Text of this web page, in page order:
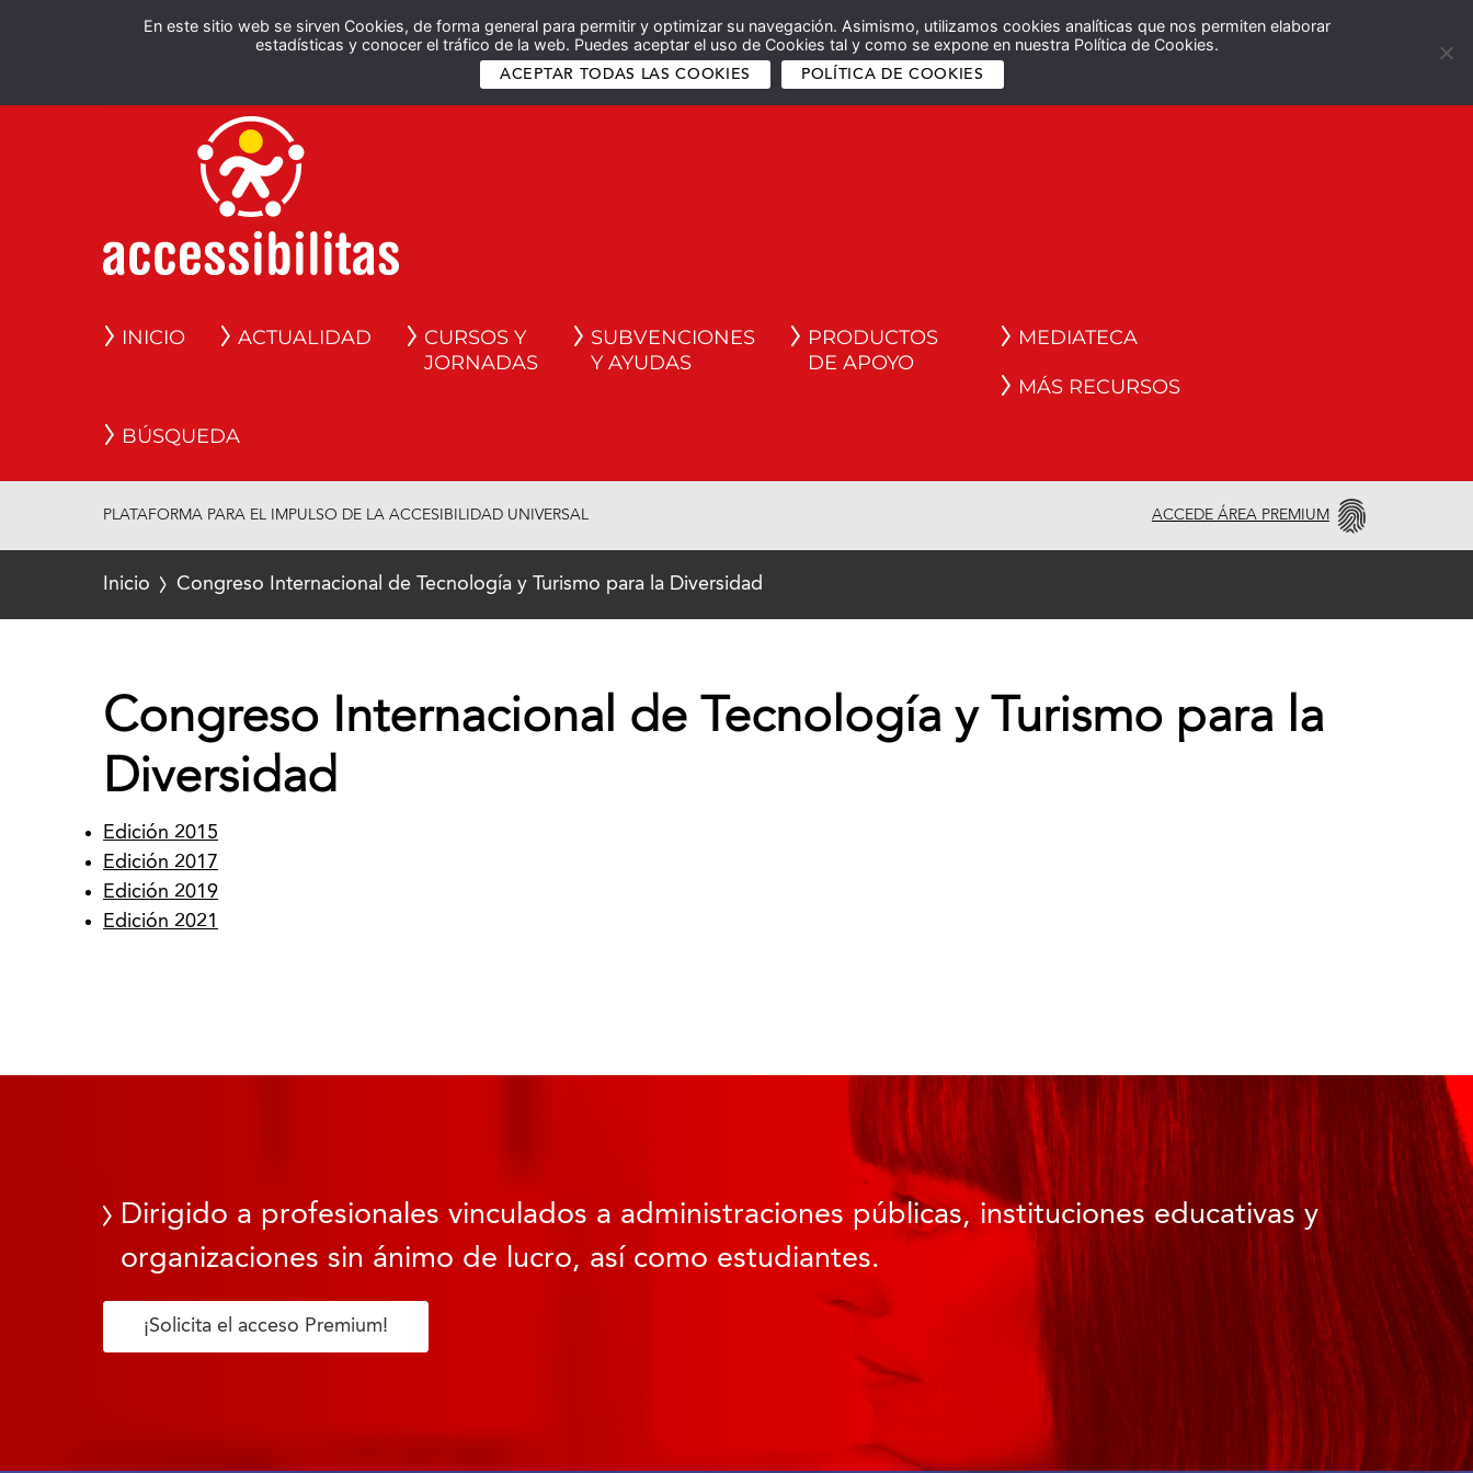
En este sitio web se sirven Cookies, de forma general para permitir y optimizar su navegación. Asimismo, utilizamos cookies analíticas que nos permiten elaborar
estadísticas y conocer el tráfico de la web. Puedes aceptar el uso de Cookies tal y como se expone en nuestra Política de Cookies.
ACEPTAR TODAS LAS COOKIES POLÍTICA DE COOKIES
Español English
INICIO ACTUALIDAD
CURSOS Y
JORNADAS
SUBVENCIONES
Y AYUDAS
PRODUCTOS
DE APOYO
MEDIATECA
MÁS RECURSOS
BÚSQUEDA
PLATAFORMA PARA EL IMPULSO DE LA ACCESIBILIDAD UNIVERSAL ACCEDE ÁREA PREMIUM
Inicio Congreso Internacional de Tecnología y Turismo para la Diversidad
Congreso Internacional de Tecnología y Turismo para la
Diversidad
Edición 2015
Edición 2017
Edición 2019
Edición 2021
Dirigido a profesionales vinculados a administraciones públicas, instituciones educativas y
organizaciones sin ánimo de lucro, así como estudiantes.
¡Solicita el acceso Premium!